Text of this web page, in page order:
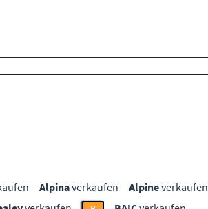
Alpinaverkaufen Alpineverkaufen